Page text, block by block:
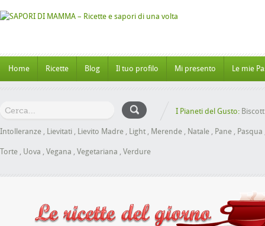
Home Ricette Blog Il tuo profilo Mi presento Le mie
I Pianeti del Gusto:
Intolleranze , Lievitati , Lievito Madre , Light , Merende , Natale , Pane , Pasqua
Torte , Uova , Vegana , Vegetariana , Verdure